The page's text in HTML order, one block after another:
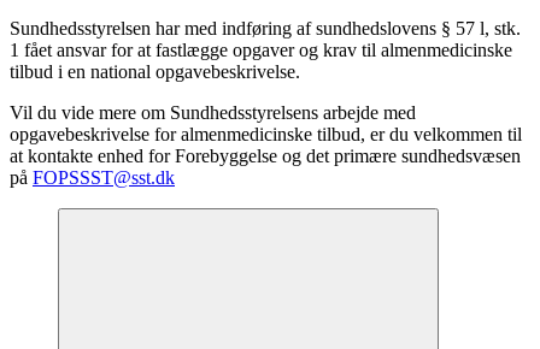
Sundhedsstyrelsen har med indføring af sundhedslovens § 57 l, stk.
1 fået ansvar for at fastlægge opgaver og krav til almenmedicinske
tilbud i en national opgavebeskrivelse.
Vil du vide mere om Sundhedsstyrelsens arbejde med
opgavebeskrivelse for almenmedicinske tilbud, er du velkommen til
at kontakte enhed for Forebyggelse og det primære sundhedsvæsen
på FOPSSST@sst.dk